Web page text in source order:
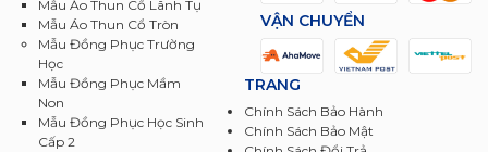
Mẫu Áo Thun Cổ Lãnh Tụ
Mẫu Áo Thun Cổ Tròn
Mẫu Đồng Phục Trường
Học
Mẫu Đồng Phục Mầm
Non
Mẫu Đồng Phục Học Sinh
Cấp 2
VẬN CHUYỂN
TRANG
Chính Sách Bảo Hành
Chính Sách Bảo Mật